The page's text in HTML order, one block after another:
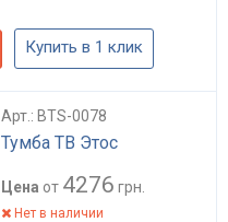
Купить в 1 клик
Арт.: BTS-0078
Тумба ТВ Этос
Цена от 4276 грн.
Нет в наличии